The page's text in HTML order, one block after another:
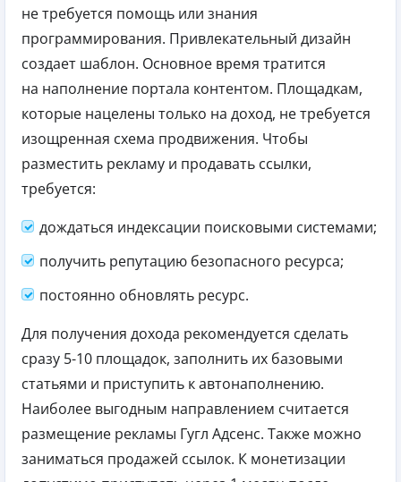
не требуется помощь или знания
программирования. Привлекательный дизайн
создает шаблон. Основное время тратится
на наполнение портала контентом. Площадкам,
которые нацелены только на доход, не требуется
изощренная схема продвижения. Чтобы
разместить рекламу и продавать ссылки,
требуется:
дождаться индексации поисковыми системами;
получить репутацию безопасного ресурса;
постоянно обновлять ресурс.
Для получения дохода рекомендуется сделать
сразу 5-10 площадок, заполнить их базовыми
статьями и приступить к автонаполнению.
Наиболее выгодным направлением считается
размещение рекламы Гугл Адсенс. Также можно
заниматься продажей ссылок. К монетизации